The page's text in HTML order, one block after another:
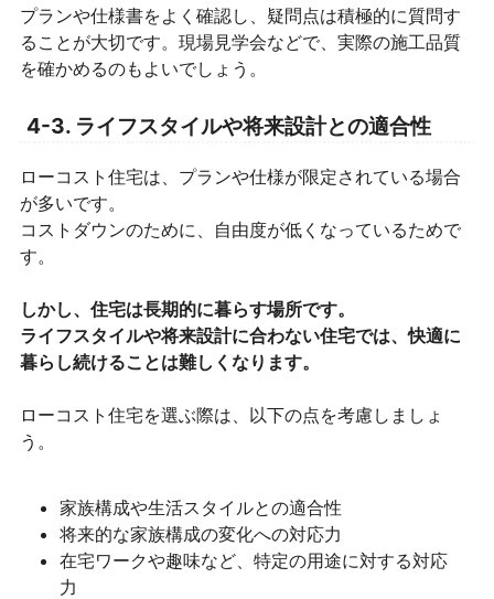
プランや仕様書をよく確認し、疑問点は積極的に質問す
ることが大切です。現場見学会などで、実際の施工品質
を確かめるのもよいでしょう。
4-3. ライフスタイルや将来設計との適合性
ローコスト住宅は、プランや仕様が限定されている場合
が多いです。
コストダウンのために、自由度が低くなっているためで
す。
しかし、住宅は長期的に暮らす場所です。
ライフスタイルや将来設計に合わない住宅では、快適に
暮らし続けることは難しくなります。
ローコスト住宅を選ぶ際は、以下の点を考慮しましょ
う。
家族構成や生活スタイルとの適合性
将来的な家族構成の変化への対応力
在宅ワークや趣味など、特定の用途に対する対応
力